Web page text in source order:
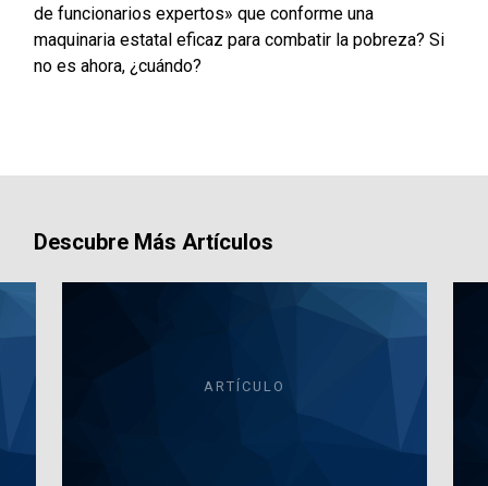
de funcionarios expertos» que conforme una
maquinaria estatal eficaz para combatir la pobreza? Si
no es ahora, ¿cuándo?
Descubre Más Artículos
ARTÍCULO